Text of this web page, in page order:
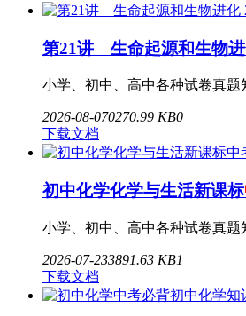
第21讲 生命起源和生物进
小学、初中、高中各种试卷真题
2026-08-070270.99 KB0
下载文档
初中化学化学与生活新课标
小学、初中、高中各种试卷真题
2026-07-233891.63 KB1
下载文档